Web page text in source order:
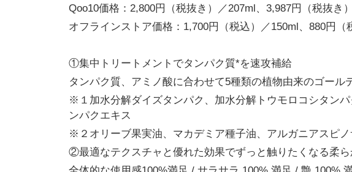
Qoo10価格：2,800円（税抜き）／207ml、3,987円（税抜き
オフラインストア価格：1,700円（税込）／150ml、880円（
①集中トリートメントでタンパク質*を速攻補給
タンパク質、アミノ酸に合わせて5種類の植物由来のゴール
※１加水分解ダイズタンパク、加水分解トウモロコシタン
ンパクエキス
※２オリーブ果実油、マカデミア種子油、アルガニアスピ
②最適なテクスチャと優れた効果でずっと触りたくなる柔